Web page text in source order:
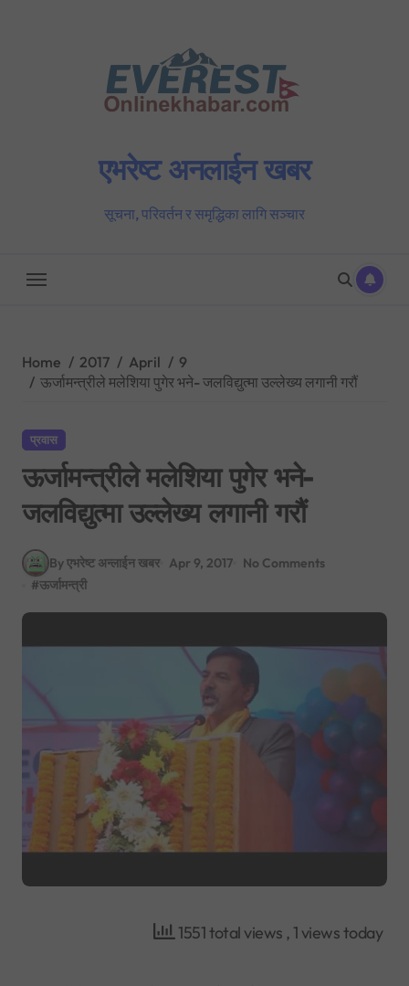
एभरेष्ट अनलाईन खबर
सूचना, परिवर्तन र समृद्धिका लागि सञ्चार
Home 2017 April
9
ऊर्जामन्त्रीले मलेशिया पुगेर भने- जलविद्युत्मा उल्लेख्य लगानी गरौं
प्रवास
ऊर्जामन्त्रीले मलेशिया पुगेर भने-
जलविद्युत्मा उल्लेख्य लगानी गरौं
By एभरेष्ट अन्लाईन खबर Apr 9, 2017
No Comments
#ऊर्जामन्त्री
1551 total views , 1 views today